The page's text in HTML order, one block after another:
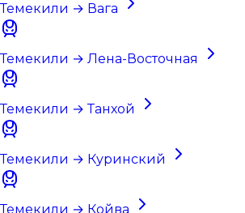
Темекили → Вага
Темекили → Лена-Восточная
Темекили → Танхой
Темекили → Куринский
Темекили → Койва